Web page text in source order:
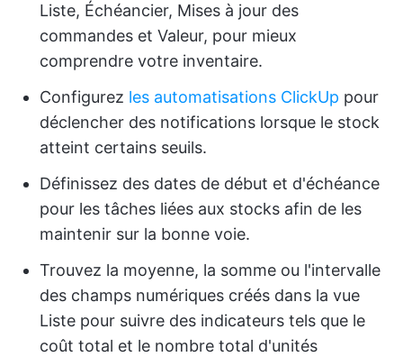
Liste, Échéancier, Mises à jour des
commandes et Valeur, pour mieux
comprendre votre inventaire.
Configurez les automatisations ClickUp pour
déclencher des notifications lorsque le stock
atteint certains seuils.
Définissez des dates de début et d'échéance
pour les tâches liées aux stocks afin de les
maintenir sur la bonne voie.
Trouvez la moyenne, la somme ou l'intervalle
des champs numériques créés dans la vue
Liste pour suivre des indicateurs tels que le
coût total et le nombre total d'unités